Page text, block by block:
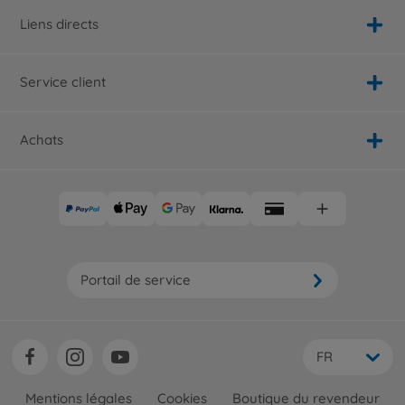
Liens directs
Service client
Achats
Portail de service
FR
Mentions légales Cookies Boutique du revendeur